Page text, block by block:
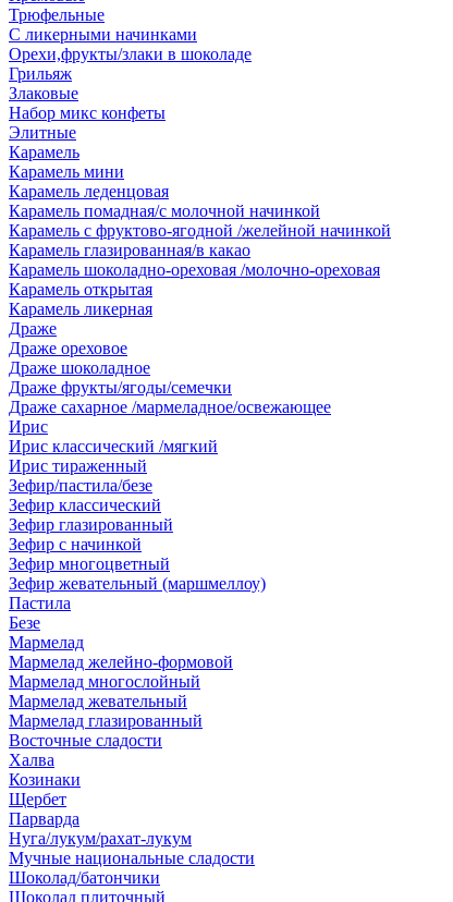
Трюфельные
С ликерными начинками
Орехи,фрукты/злаки в шоколаде
Грильяж
Злаковые
Набор микс конфеты
Элитные
Карамель
Карамель мини
Карамель леденцовая
Карамель помадная/с молочной начинкой
Карамель с фруктово-ягодной /желейной начинкой
Карамель глазированная/в какао
Карамель шоколадно-ореховая /молочно-ореховая
Карамель открытая
Карамель ликерная
Драже
Драже ореховое
Драже шоколадное
Драже фрукты/ягоды/семечки
Драже сахарное /мармеладное/освежающее
Ирис
Ирис классический /мягкий
Ирис тираженный
Зефир/пастила/безе
Зефир классический
Зефир глазированный
Зефир с начинкой
Зефир многоцветный
Зефир жевательный (маршмеллоу)
Пастила
Безе
Мармелад
Мармелад желейно-формовой
Мармелад многослойный
Мармелад жевательный
Мармелад глазированный
Восточные сладости
Халва
Козинаки
Щербет
Парварда
Нуга/лукум/рахат-лукум
Мучные национальные сладости
Шоколад/батончики
Шоколад плиточный